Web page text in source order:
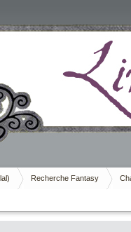
Recherche Fantasy